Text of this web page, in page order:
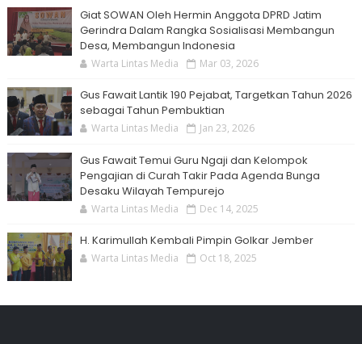
Giat SOWAN Oleh Hermin Anggota DPRD Jatim
Gerindra Dalam Rangka Sosialisasi Membangun
Desa, Membangun Indonesia
Warta Lintas Media Mar 03, 2026
Gus Fawait Lantik 190 Pejabat, Targetkan Tahun 2026
sebagai Tahun Pembuktian
Warta Lintas Media Jan 23, 2026
Gus Fawait Temui Guru Ngaji dan Kelompok
Pengajian di Curah Takir Pada Agenda Bunga
Desaku Wilayah Tempurejo
Warta Lintas Media Dec 14, 2025
H. Karimullah Kembali Pimpin Golkar Jember
Warta Lintas Media Oct 18, 2025